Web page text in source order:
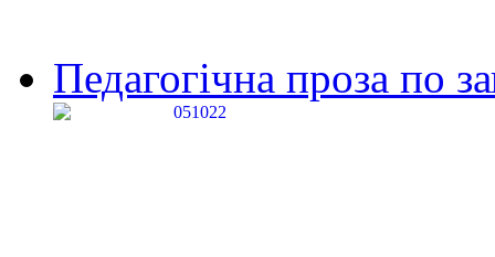
Педагогічна проза по